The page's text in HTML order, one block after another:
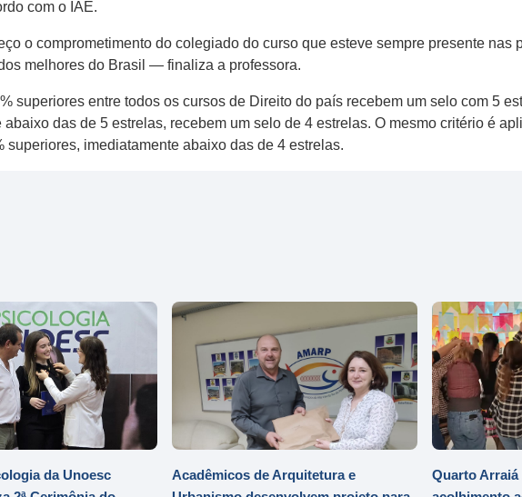
com o IAE.
o comprometimento do colegiado do curso que esteve sempre presente nas
melhores do Brasil — finaliza a professora.
superiores entre todos os cursos de Direito do país recebem um selo com 5
das de 5 estrelas, recebem um selo de 4 estrelas. O mesmo critério é
imediatamente abaixo das de 4 estrelas.
da Unoesc
Acadêmicos de Arquitetura e
Quarto